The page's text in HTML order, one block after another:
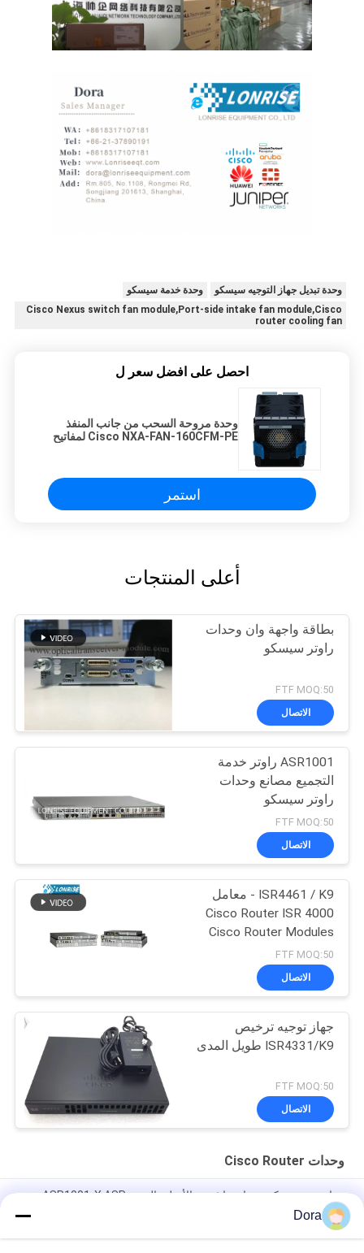
وحدة تبديل جهاز التوجيه سيسكو
وحدة خدمة سيسكو
Cisco Nexus switch fan module,Port-side intake fan module,Cisco
router cooling fan
احصل على افضل سعر ل
وحدة مروحة السحب من جانب المنفذ
Cisco NXA-FAN-160CFM-PE لمفاتيح
استمر
أعلى المنتجات
بطاقة واجهة وان وحدات
راوتر سيسكو
FTF MOQ:50
الاتصال
ASR1001 راوتر خدمة
التجميع مصانع وحدات
راوتر سيسكو
FTF MOQ:50
الاتصال
ISR4461 / K9 - معامل
Cisco Router ISR 4000
Cisco Router Modules
FTF MOQ:50
الاتصال
جهاز توجيه ترخيص
ISR4331/K9 طويل المدى
FTF MOQ:50
الاتصال
وحدات Cisco Router
جهاز توجيه شبكة جيجابت إيثرنت الأصلي الجديد ASR1001-X ASR
1000 Series
C9300 - NM - 2Q = قطع وحدة شبكة محفز 9300 2 × 40GE
Dora